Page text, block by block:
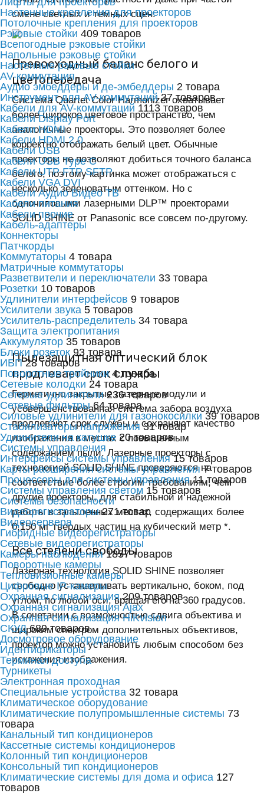
Настенные крепления для проекторов
Потолочные крепления для проекторов
Рэковые стойки 409 товаров
Всепогодные рэковые стойки
Напольные рэковые стойки
Настенные рэковые стойки
AV-коммутация
Аудио эмбеддеры и де-эмбеддеры 2 товара
Инструмент для AV-коммутаций 37 товаров
Кабели для AV-коммутаций 1113 товаров
Кабели Display Port
Кабели HDMI
Кабели HDMI 2.0
Кабели USB
Кабели USB Type C
Кабели UTP FTP SFTP
Кабели VGA DVI
Кабели Аудио Видео ТВ
Кабели питания
Кабели прочие
Кабель-адаптеры
Коннекторы
Патчкорды
Коммутаторы 4 товара
Матричные коммутаторы
Разветвители и переключатели 33 товара
Розетки 10 товаров
Удлинители интерфейсов 9 товаров
Усилители звука 5 товаров
Усилитель-распределитель 34 товара
Защита электропитания
Аккумулятор 35 товаров
Блоки розеток 93 товара
ИБП 28 товаров
Поворотные тройники 4 товара
Сетевые колодки 24 товара
Сетевые удлинители 236 товаров
Сетевые фильтры 64 товара
Силовые удлинители для газонокосилки 39 товаров
Стабилизаторы напряжения 31 товар
Удлинители на катушке 20 товаров
Системы управления
Интерфейсы системы управления 15 товаров
Карты расширения системы управления 7 товаров
Процессоры для системы управления 11 товаров
Системы управления светом 15 товаров
Системы безопасности
Видеорегистраторы 271 товар
Видеосервера
Гибридные видеорегистраторы
Сетевые видеорегистраторы
Камеры наблюдения 1857 товаров
Поворотные камеры
Тепловизионные камеры
Цифровые IP-камеры
Охранная сигнализация 209 товаров
Охранная сигнализация Ajax
Охранная сигнализация HiKvision
СКУД 689 товаров
Досмотровое оборудование
Идентификаторы
Терминал доступа
Турникеты
Электронная проходная
Специальные устройства 32 товара
Климатическое оборудование
Климатические полупромышленные системы 73
товара
Канальный тип кондиционеров
Кассетные системы кондиционеров
Колонный тип кондиционеров
Консольный тип кондиционеров
Климатические системы для дома и офиса 127
товаров
смене светлых и темных сцен.
Превосходный баланс белого и
цветопередача
Система Quartet Color Harmonizer охватывает
более широкое цветовое пространство, чем
аналогичные проекторы. Это позволяет более
корректно отображать белый цвет. Обычные
проекторы не позволяют добиться точного баланса
белого, поэтому картинка может отображаться с
несколько зеленоватым оттенком. Но с
одночиповыми лазерными DLP™ проекторами
SOLID SHINE от Panasonic все совсем по-другому.
Пылезащитная оптический блок
продлевает срок службы
Герметично закрытые лазерные модули и
усовершенствованная система забора воздуха
продлевают срок службы и сохраняют качество
изображения в местах с повышенным
содержанием пыли. Лазерные проекторы с
технологией SOLID SHINE проверяются на
соответствие более строгим требованиям, чем
другие проекторы, для стабильной и надежной
работы в запыленных местах, содержащих более
0,150 мг твердых частиц на кубический метр *.
Все степени свободы
Лазерная технология SOLID SHINE позволяет
свободно устанавливать вертикально, боком, под
углом, по любой оси, вращая его на 360 градусов.
В сочетании с возможностью сдвига объектива и
широким спектром дополнительных объективов,
проектор можно установить любым способом без
искажения изображения.